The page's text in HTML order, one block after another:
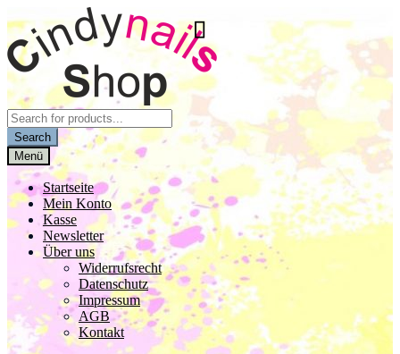
Navigation
springen
Inhalt
springen
Products
search
Search
Menü
Startseite
Mein Konto
Kasse
Newsletter
Über uns
Widerrufsrecht
Datenschutz
Impressum
AGB
Kontakt